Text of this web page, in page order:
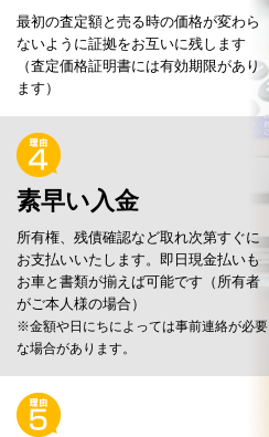
最初の査定額と売る時の価格が変わら
ないように証拠をお互いに残します
（査定価格証明書には有効期限があり
ます）
素早い入金
所有権、残債確認など取れ次第すぐに
お支払いいたします。 即日現金払いも
お車と書類が揃えば可能です（所有者
がご本人様の場合）
※金額や日にちによっては事前連絡が必要
な場合があります。